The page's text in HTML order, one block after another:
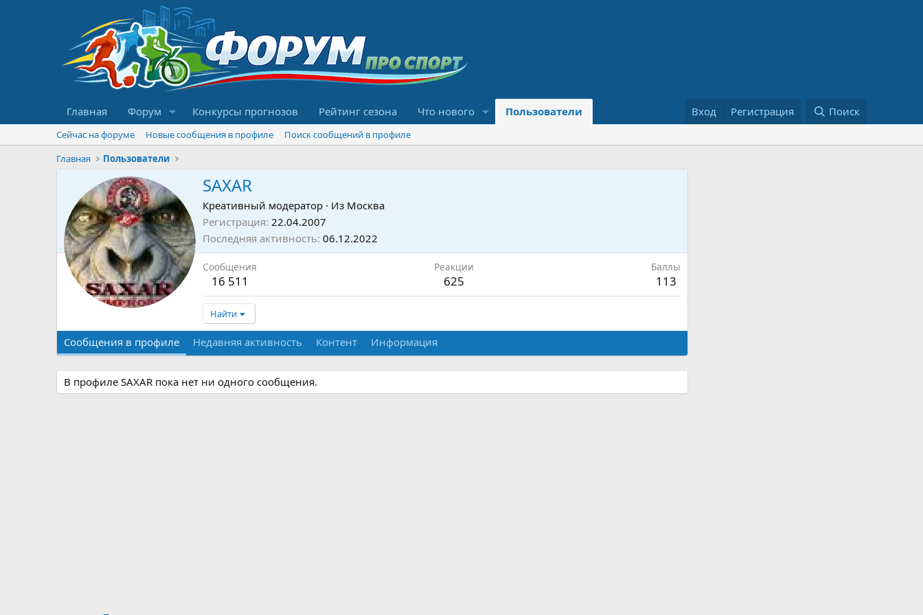
Главная Форум Конкурсы прогнозов Рейтинг сезона Что нового Пользователи Вход Регистрация Поиск
Сейчас на форуме Новые сообщения в профиле
Поиск сообщений в профиле
Главная
Пользователи
SAXAR
Креативный модератор · Из Москва
Регистрация 22.04.2007
Последняя активность 06.12.2022
Сообщения
16 511
Реакции
625
Баллы
113
Найти
Сообщения в профиле Недавняя активность Контент Информация
В профиле SAXAR пока нет ни одного сообщения.